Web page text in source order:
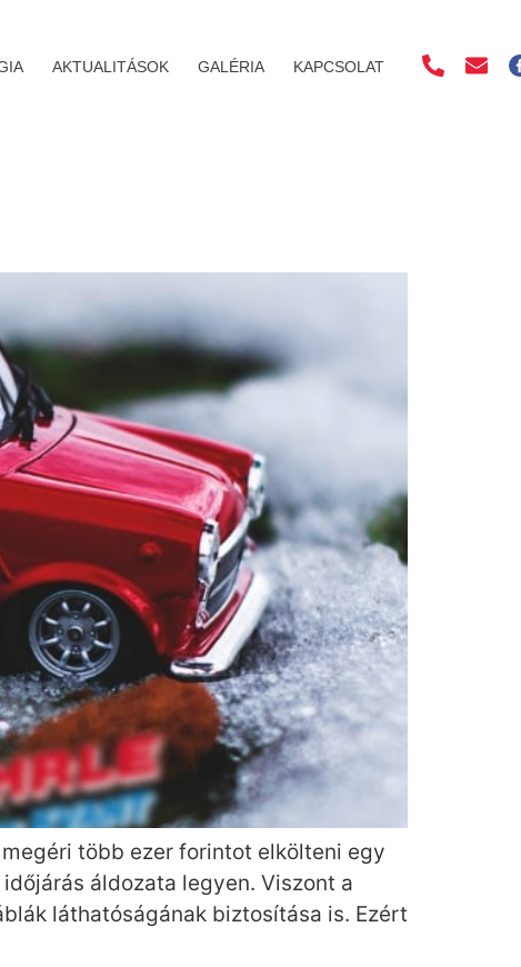
AKTUALITÁSOK GALÉRIA KAPCSOLAT
több ezer forintot elkölteni egy
áldozata legyen. Viszont a
láthatóságának biztosítása is. Ezért